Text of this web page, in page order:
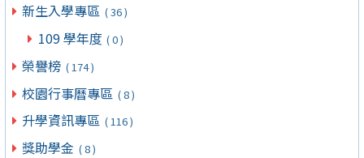
新生入學專區 ( 36 )
109 學年度 ( 0 )
榮譽榜 ( 174 )
校園行事曆專區 ( 8 )
升學資訊專區 ( 116 )
獎助學金 ( 8 )